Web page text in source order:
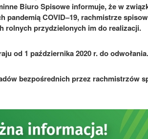
Biuro Spisowe informuje, że w
pandemią COVID–19, rachmistrze
rolnych przydzielonych im do realizacji.
od 1 października 2020 r. do odwołania.
bezpośrednich przez rachmistrzów